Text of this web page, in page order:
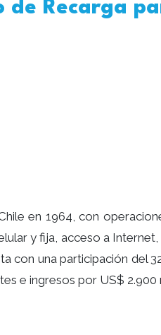
Recarga
en 1964, con
y fija, acceso a
con una participación del
e ingresos por US$ 2.900